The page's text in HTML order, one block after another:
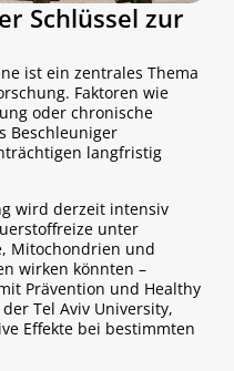
Schlüssel zur
ist ein zentrales Thema
Faktoren wie
oder chronische
Beschleuniger
langfristig
wird derzeit intensiv
unter
Mitochondrien und
wirken könnten –
Prävention und Healthy
Tel Aviv University,
Effekte bei bestimmten